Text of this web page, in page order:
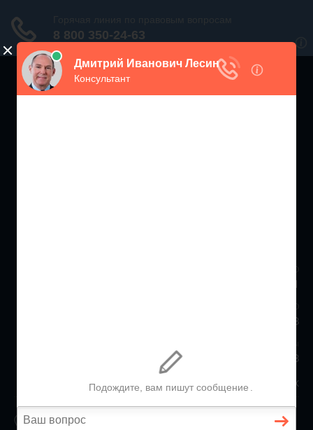
Москва и МО
+7 (499) 938-86-71
Санкт-Петербург и ЛО
+7 (812) 467-34-68
8 800 350 24 63
Заявки принимаются круглосуточно, без выходных
ГЖИ Москвы